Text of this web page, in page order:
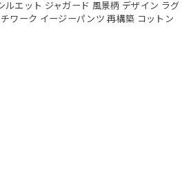
ルエット ジャガード 風景柄 デザイン ラグ
ワーク イージーパンツ 再構築 コットン